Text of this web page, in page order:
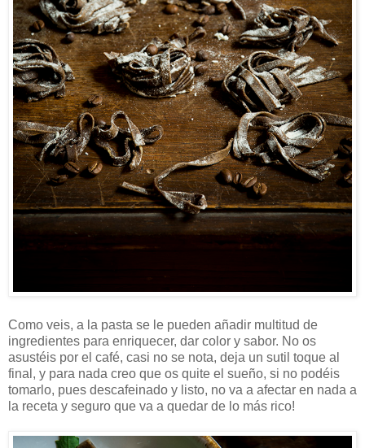
Como veis, a la pasta se le pueden añadir multitud de
ingredientes para enriquecer, dar color y sabor. No os
asustéis por el café, casi no se nota, deja un sutil toque al
final, y para nada creo que os quite el sueño, si no podéis
tomarlo, pues descafeinado y listo, no va a afectar en nada a
la receta y seguro que va a quedar de lo más rico!